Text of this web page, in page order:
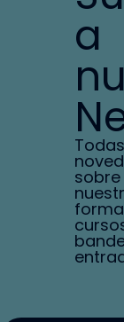
a
sobre